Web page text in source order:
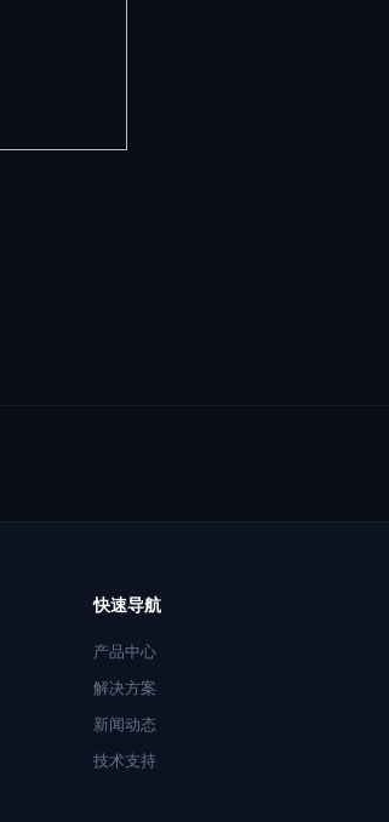
快速导航
产品中心
解决方案
新闻动态
技术支持